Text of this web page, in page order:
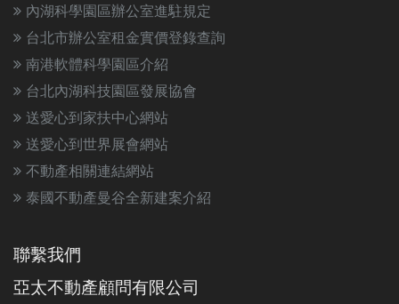
內湖科學園區辦公室進駐規定
台北市辦公室租金實價登錄查詢
南港軟體科學園區介紹
台北內湖科技園區發展協會
送愛心到家扶中心網站
送愛心到世界展會網站
不動產相關連結網站
泰國不動產曼谷全新建案介紹
聯繫我們
亞太不動產顧問有限公司